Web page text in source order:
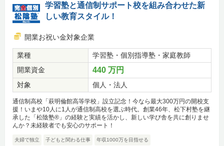
学習塾と通信制サポート校を組み合わせた新
しい教育スタイル！
開業お祝い金対象企業
業種
学習塾・個別指導塾・家庭教師
開業資金
440 万円
対象 個人・法人
通信制高校「萩明倫館高等学校」設立記念！今なら最大300万円の開校支
援！いまや10人に1人が通信制高校を選ぶ時代。創業46年、松下村塾を継
承した「松陰塾®」の経験と実績を活かし、新しい学び舎を共に創りませ
んか？未経験者でも安心のサポート！
夫婦で独立 子どもと関わる仕事 年収1000万を目指せる